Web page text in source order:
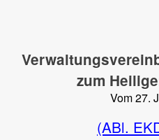
zum
Vom 27.
(ABl.